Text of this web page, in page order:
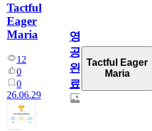
Tactful
Eager
Maria
12
0
0
26.06.29
영
공
완
료
Tactful Eager
Maria